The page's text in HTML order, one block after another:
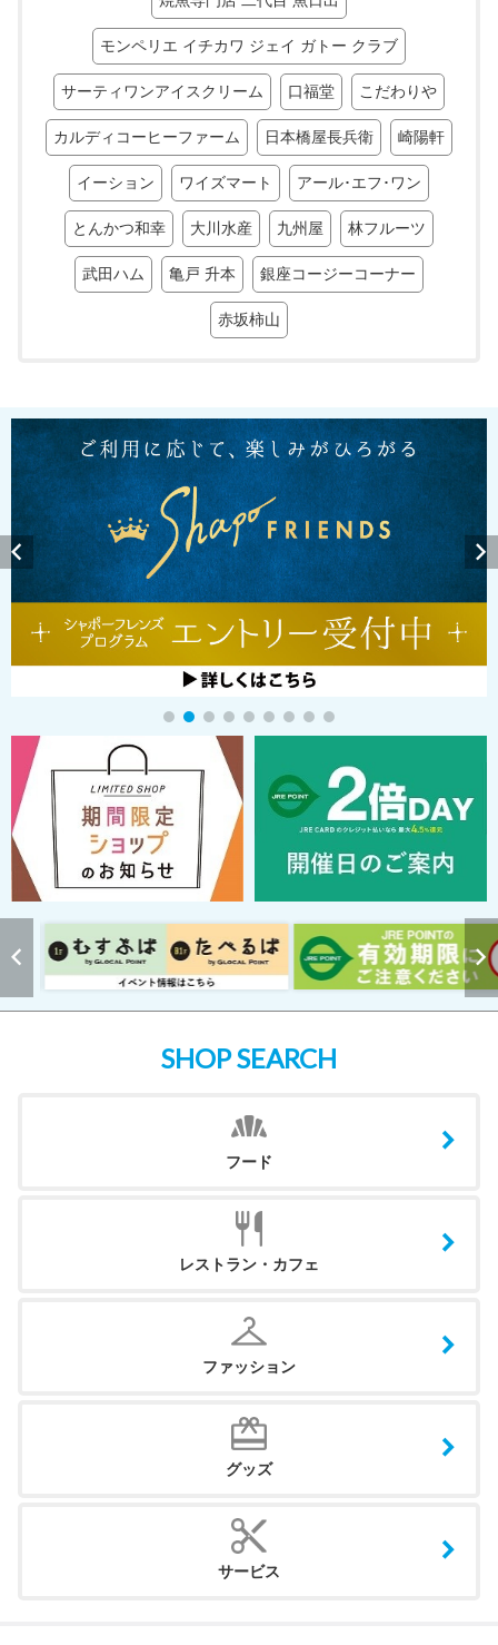
モンペリエ イチカワ ジェイ ガトー クラブ
サーティワンアイスクリーム 口福堂 こだわりや
カルディコーヒーファーム 日本橋屋長兵衛 崎陽軒
イーション ワイズマート アール･エフ･ワン
とんかつ和幸 大川水産 九州屋 林フルーツ
武田ハム 亀戸 升本 銀座コージーコーナー
赤坂柿山
SHOP SEARCH
フード
レストラン・カフェ
ファッション
グッズ
サービス